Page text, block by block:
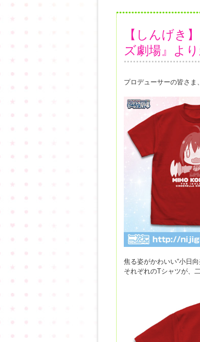
【しんげき
ズ劇場』よ
プロデューサーの皆さま
焦る姿がかわいい“小日
それぞれのTシャツが、